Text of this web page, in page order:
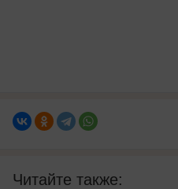
Читайте также: